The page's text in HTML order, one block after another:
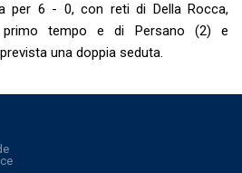
per 6 - 0, con reti di Della Rocca,
tempo e di Persano (2) e
una doppia seduta.